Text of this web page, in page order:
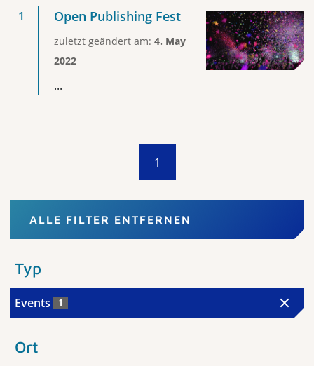
Open Publishing Fest
zuletzt geändert am: 4. May
2022
...
1
ALLE FILTER ENTFERNEN
Typ
Events 1
Ort